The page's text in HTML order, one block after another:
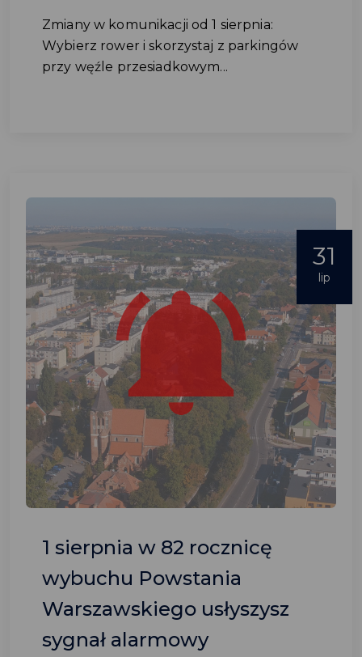
Zmiany w komunikacji od 1 sierpnia:
Wybierz rower i skorzystaj z parkingów
przy węźle przesiadkowym...
31
lip
1 sierpnia w 82 rocznicę
wybuchu Powstania
Warszawskiego usłyszysz
sygnał alarmowy